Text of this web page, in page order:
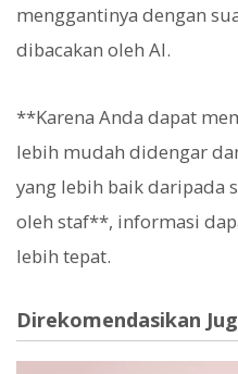
menggantinya dengan
dibacakan oleh AI.
**Karena Anda dapat
lebih mudah didengar
yang lebih baik daripada
oleh staf**, informasi
lebih tepat.
Direkomendasikan